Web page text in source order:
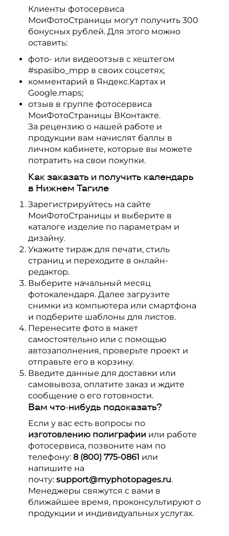
Клиенты фотосервиса
МоиФотоСтраницы могут получить 300
бонусных рублей. Для этого можно
оставить:
фото- или видеоотзыв с хештегом
#spasibo_mpp в своих соцсетях;
комментарий в Яндекс.Картах и
Google.maps;
отзыв в группе фотосервиса
МоиФотоСтраницы ВКонтакте.
За рецензию о нашей работе и
продукции вам начислят баллы в
личном кабинете, которые вы можете
потратить на свои покупки.
Как заказать и получить календарь
в Нижнем Тагиле
Зарегистрируйтесь на сайте
МоиФотоСтраницы и выберите в
каталоге изделие по параметрам и
дизайну.
Укажите тираж для печати, стиль
страниц и переходите в онлайн-
редактор.
Выберите начальный месяц
фотокалендаря. Далее загрузите
снимки из компьютера или смартфона
и подберите шаблоны для листов.
Перенесите фото в макет
самостоятельно или с помощью
автозаполнения, проверьте проект и
отправьте его в корзину.
Введите данные для доставки или
самовывоза, оплатите заказ и ждите
сообщение о его готовности.
Вам что-нибудь подсказать?
Если у вас есть вопросы по
изготовлению полиграфии или работе
фотосервиса, позвоните нам по
телефону: 8 (800) 775-0861 или
напишите на
почту: support@myphotopages.ru.
Менеджеры свяжутся с вами в
ближайшее время, проконсультируют о
продукции и индивидуальных услугах.